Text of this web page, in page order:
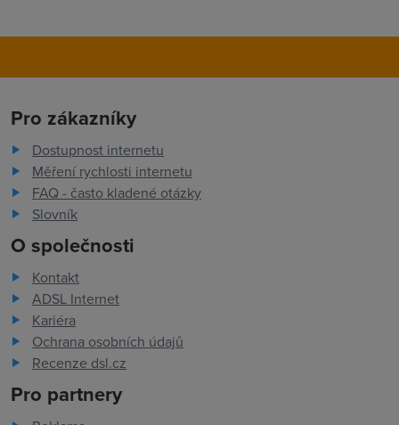
Pro zákazníky
Dostupnost internetu
Měření rychlosti internetu
FAQ - často kladené otázky
Slovník
O společnosti
Kontakt
ADSL Internet
Kariéra
Ochrana osobních údajů
Recenze dsl.cz
Pro partnery